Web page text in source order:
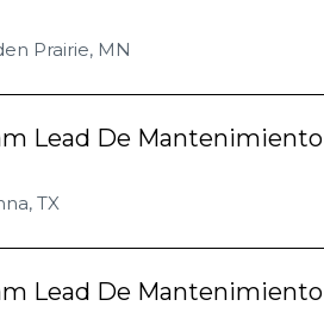
Prairie, MN
Lead De Mantenimiento
TX
Lead De Mantenimiento